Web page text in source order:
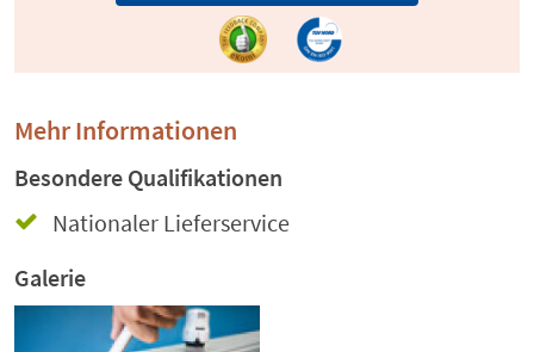
Mehr Informationen
Besondere Qualifikationen
Nationaler Lieferservice
Galerie